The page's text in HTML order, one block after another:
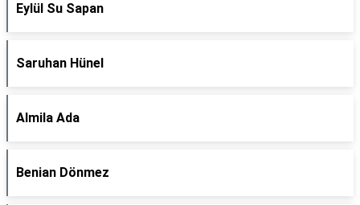
Eylül Su Sapan
Saruhan Hünel
Almila Ada
Benian Dönmez